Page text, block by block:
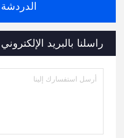
راسلنا بالبريد الإلكتروني